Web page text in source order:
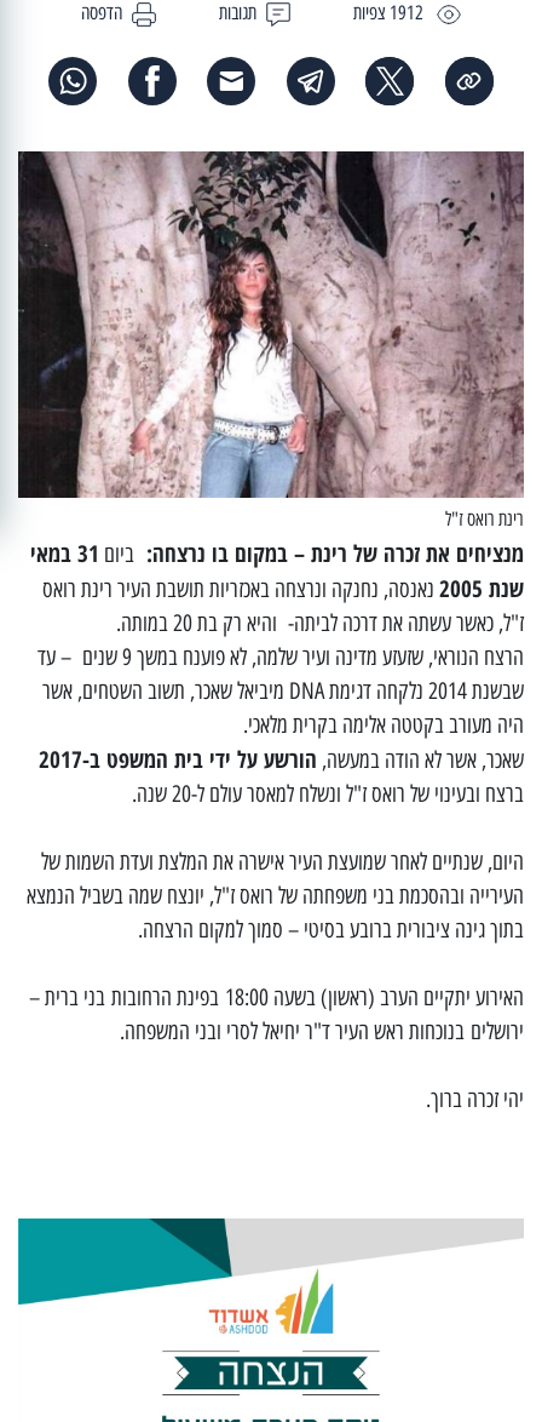
1912 צפיות תגובות הדפסה
רינת רואס ז"ל
מנציחים את זכרה של רינת – במקום בו נרצחה: ביום
31 במאי
שנת 2005
נאנסה, נחנקה ונרצחה באכזריות תושבת העיר רינת רואס
ז"ל, כאשר עשתה את דרכה לביתה- והיא רק בת 20 במותה.
הרצח הנוראי, שזעזע מדינה ועיר שלמה, לא פוענח במשך 9 שנים – עד
שבשנת 2014 נלקחה דגימת DNA מיביאל שאכר, תשוב השטחים, אשר
היה מעורב בקטטה אלימה בקרית מלאכי.
שאכר, אשר לא הודה במעשה, הורשע על ידי בית המשפט ב-2017
ברצח ובעינוי של רואס ז"ל ונשלח למאסר עולם ל-20 שנה.
היום, שנתיים לאחר שמועצת העיר אישרה את המלצת ועדת השמות של
העירייה ובהסכמת בני משפחתה של רואס ז"ל, יונצח שמה בשביל הנמצא
בתוך גינה ציבורית ברובע בסיטי – סמוך למקום הרצחה.
האירוע יתקיים הערב (ראשון) בשעה 18:00 בפינת הרחובות בני ברית –
ירושלים בנוכחות ראש העיר ד"ר יחיאל לסרי ובני המשפחה.
יהי זכרה ברוך.